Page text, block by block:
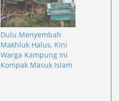
Dulu Menyembah
Makhluk Halus, Kini
Warga Kampung Ini
Kompak Masuk Islam